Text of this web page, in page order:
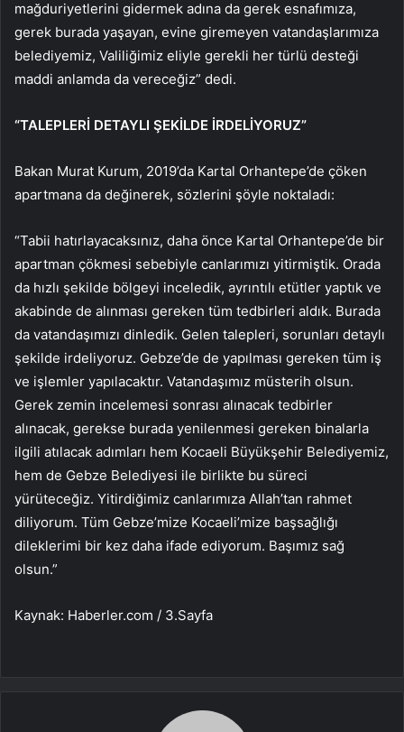
mağduriyetlerini gidermek adına da gerek esnafımıza,
gerek burada yaşayan, evine giremeyen vatandaşlarımıza
belediyemiz, Valiliğimiz eliyle gerekli her türlü desteği
maddi anlamda da vereceğiz” dedi.
“TALEPLERİ DETAYLI ŞEKİLDE İRDELİYORUZ”
Bakan Murat Kurum, 2019’da Kartal Orhantepe’de çöken
apartmana da değinerek, sözlerini şöyle noktaladı:
“Tabii hatırlayacaksınız, daha önce Kartal Orhantepe’de bir
apartman çökmesi sebebiyle canlarımızı yitirmiştik. Orada
da hızlı şekilde bölgeyi inceledik, ayrıntılı etütler yaptık ve
akabinde de alınması gereken tüm tedbirleri aldık. Burada
da vatandaşımızı dinledik. Gelen talepleri, sorunları detaylı
şekilde irdeliyoruz. Gebze’de de yapılması gereken tüm iş
ve işlemler yapılacaktır. Vatandaşımız müsterih olsun.
Gerek zemin incelemesi sonrası alınacak tedbirler
alınacak, gerekse burada yenilenmesi gereken binalarla
ilgili atılacak adımları hem Kocaeli Büyükşehir Belediyemiz,
hem de Gebze Belediyesi ile birlikte bu süreci
yürüteceğiz. Yitirdiğimiz canlarımıza Allah’tan rahmet
diliyorum. Tüm Gebze’mize Kocaeli’mize başsağlığı
dileklerimi bir kez daha ifade ediyorum. Başımız sağ
olsun.”
Kaynak: Haberler.com / 3.Sayfa